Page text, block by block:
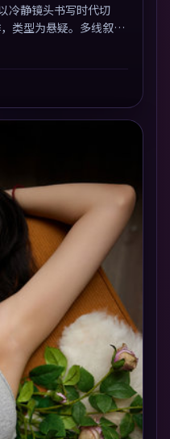
冷静镜头书写时代切
类型为悬疑。多线叙事
合喜欢细读表演的影
景与内心戏互为镜